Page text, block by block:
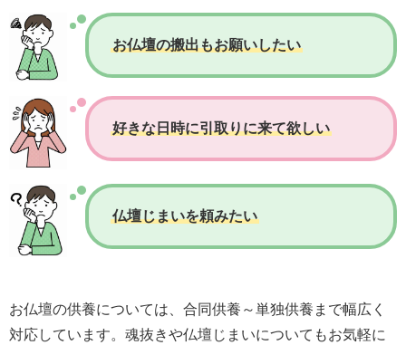
お仏壇の搬出もお願いしたい
好きな日時に引取りに来て欲しい
仏壇じまいを頼みたい
お仏壇の供養については、合同供養～単独供養まで幅広く
対応しています。魂抜きや仏壇じまいについてもお気軽に